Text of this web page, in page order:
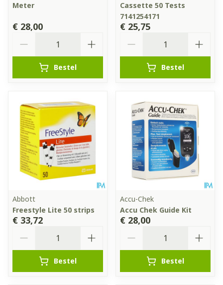
Meter
€ 28,00
Bestel
Cassette 50 Tests
7141254171
€ 25,75
Bestel
Abbott
Freestyle Lite 50 strips
€ 33,72
Bestel
Accu-Chek
Accu Chek Guide Kit
€ 28,00
Bestel